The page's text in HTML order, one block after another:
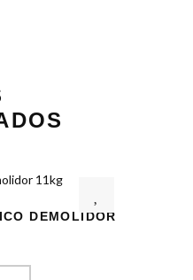
DEMOLIDOR